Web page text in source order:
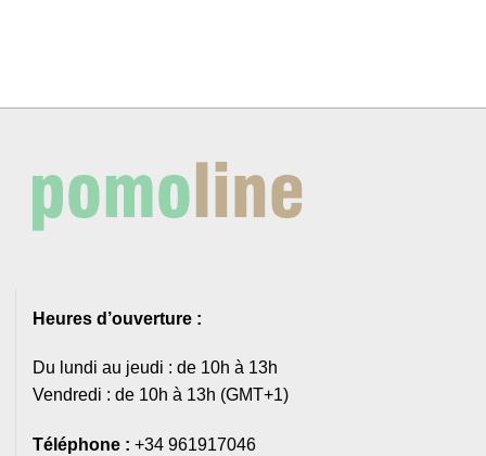
Heures d’ouverture :
Du lundi au jeudi : de 10h à 13h
Vendredi : de 10h à 13h (GMT+1)
Téléphone : +34 961917046